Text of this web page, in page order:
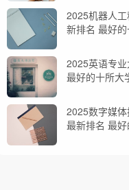
2025机器人
新排名 最好
2025英语专
最好的十所大
2025数字媒
最新排名 最